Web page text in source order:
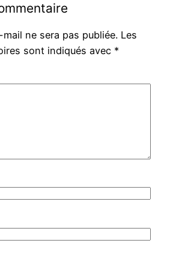
ne sera pas publiée. Les
sont indiqués avec *